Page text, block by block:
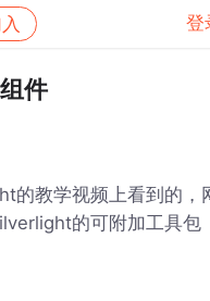
登
件
的教学视频上看到的，
的可附加工具包